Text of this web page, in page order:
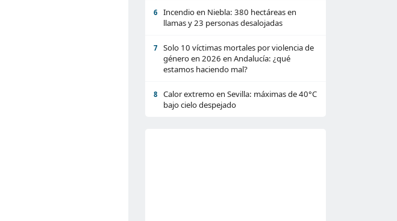
6
Incendio en Niebla: 380 hectáreas en
llamas y 23 personas desalojadas
7
Solo 10 víctimas mortales por violencia de
género en 2026 en Andalucía: ¿qué
estamos haciendo mal?
8
Calor extremo en Sevilla: máximas de 40°C
bajo cielo despejado